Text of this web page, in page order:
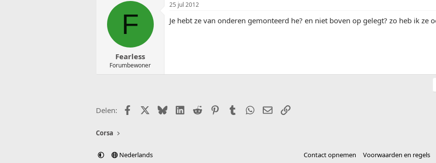
F
Fearless
Forumbewoner
25 jul 2012
Je hebt ze van onderen gemonteerd he? en niet boven op gelegt? zo heb ik ze
Delen: FacebookX (Twitter)
BlueskyLinkedIn
Reddit PinterestTumblr WhatsApp
E-mailLink
Corsa
Nederlands Contact opnemen Voorwaarden en regels